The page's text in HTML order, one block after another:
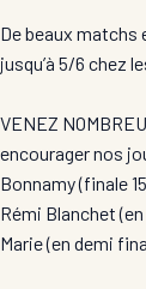
De beaux
jusqu’à 5/6 chez
VENEZ
encourager nos
Bonnamy (finale
Rémi Blanchet
Marie (en demi